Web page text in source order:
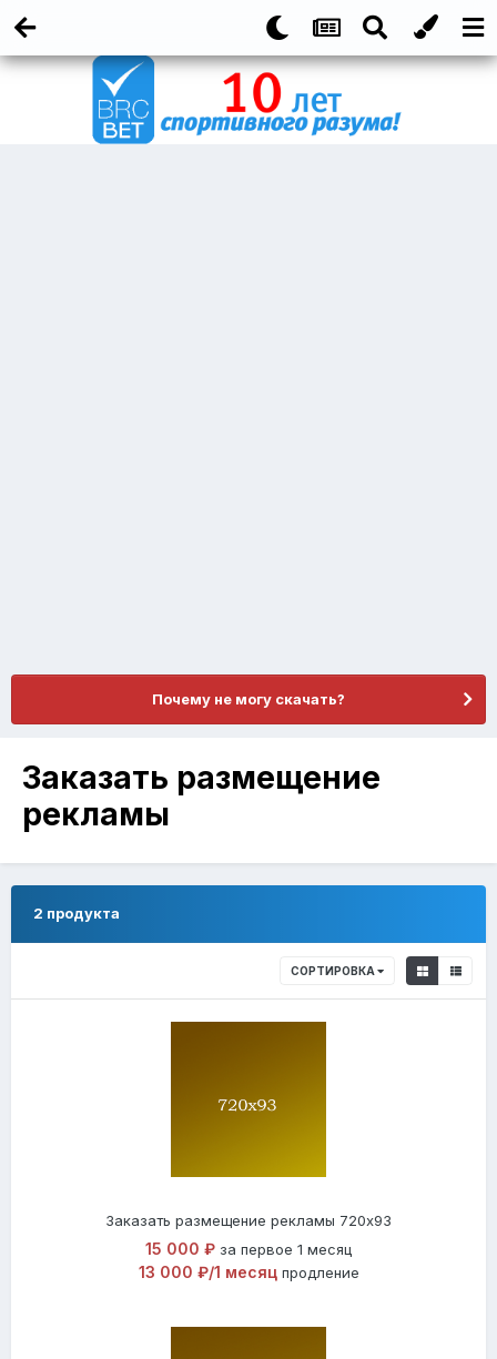
Почему не могу скачать?
Заказать размещение
рекламы
2 продукта
СОРТИРОВКА
Заказать размещение рекламы 720x93
15 000 ₽ за первое 1 месяц
13 000 ₽/1 месяц продление